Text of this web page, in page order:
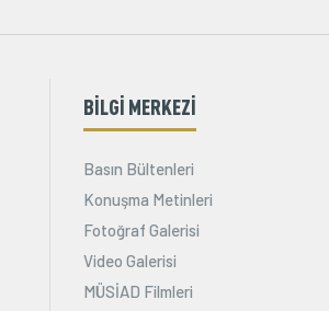
BİLGİ MERKEZİ
Basın Bültenleri
Konuşma Metinleri
Fotoğraf Galerisi
Video Galerisi
MÜSİAD Filmleri